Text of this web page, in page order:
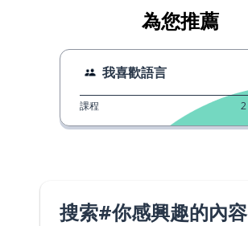
為您推薦
我喜歡語言
課程 2
搜索#你感興趣的內容